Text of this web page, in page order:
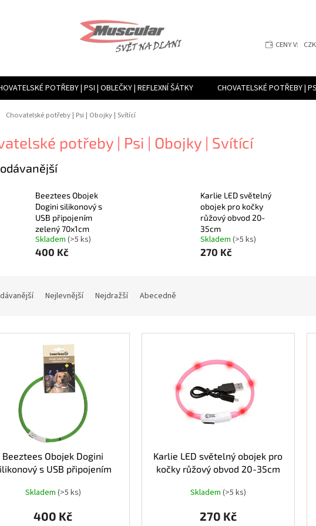
CENY V: CZK
POTŘEBY | PSI | OBLEČKY | REFLEXNÍ ŠÁTKY CHOVATELSKÉ POTŘEBY |
VLHKOSTI, VENTILACE, FILTRY | MLHOVAČE A ROSÍCÍ ZAŘÍZENÍ
Chovatelské potřeby | Psi | Obojky | Svítící
potřeby | Psi | Obojky | Svítící
Beeztees Obojek
Dogini silikonový s
USB připojením
zelený 70x1cm
Skladem (>5 ks)
400 Kč
Karlie LED světelný
obojek pro kočky
růžový obvod 20-
35cm
Skladem (>5 ks)
270 Kč
Nejlevnější Nejdražší Abecedně
Beeztees Obojek Dogini
s USB připojením
Skladem (>5 ks)
400 Kč
Karlie LED světelný obojek pro
kočky růžový obvod 20-35cm
Skladem (>5 ks)
270 Kč